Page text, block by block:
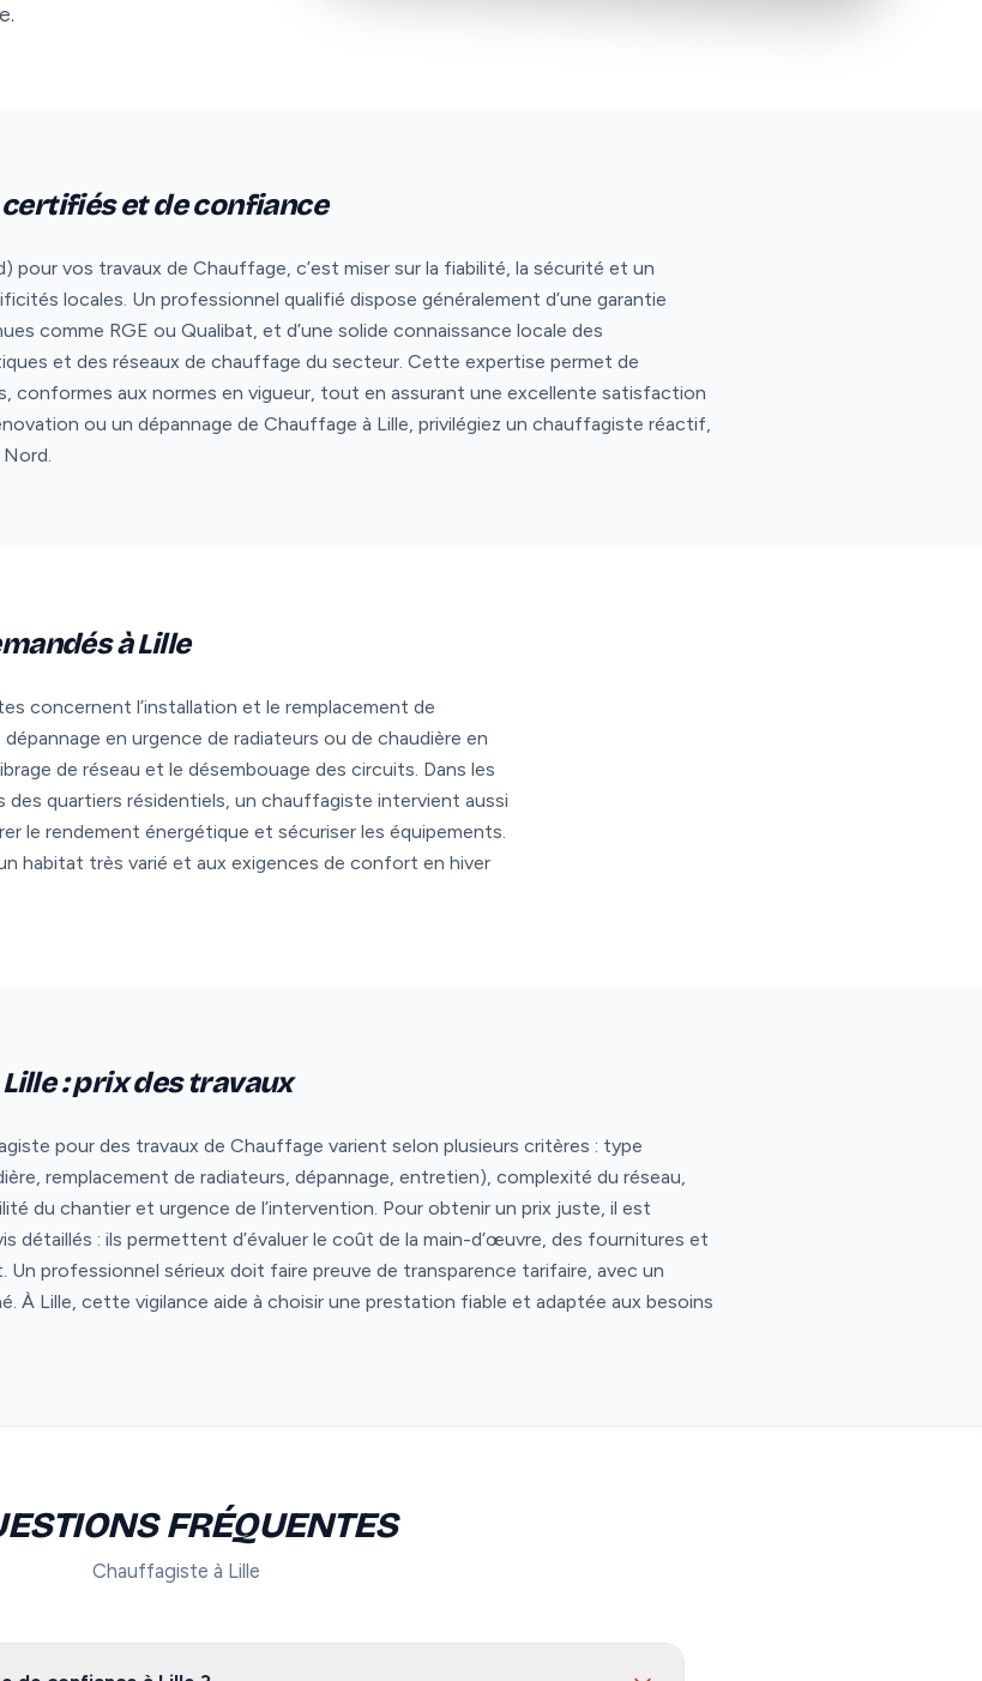
et de confiance
pour vos travaux de Chauffage, c’est miser sur la fiabilité, la sécurité et un
locales. Un professionnel qualifié dispose généralement d’une garantie
comme RGE ou Qualibat, et d’une solide connaissance locale des
et des réseaux de chauffage du secteur. Cette expertise permet de
conformes aux normes en vigueur, tout en assurant une excellente satisfaction
ou un dépannage de Chauffage à Lille, privilégiez un chauffagiste réactif,
à Lille
concernent l’installation et le remplacement de
en urgence de radiateurs ou de chaudière en
de réseau et le désembouage des circuits. Dans les
quartiers résidentiels, un chauffagiste intervient aussi
le rendement énergétique et sécuriser les équipements.
habitat très varié et aux exigences de confort en hiver
: prix des travaux
pour des travaux de Chauffage varient selon plusieurs critères : type
remplacement de radiateurs, dépannage, entretien), complexité du réseau,
du chantier et urgence de l’intervention. Pour obtenir un prix juste, il est
détaillés : ils permettent d’évaluer le coût de la main-d’œuvre, des fournitures et
Un professionnel sérieux doit faire preuve de transparence tarifaire, avec un
À Lille, cette vigilance aide à choisir une prestation fiable et adaptée aux besoins
FRÉQUENTES
Chauffagiste à Lille